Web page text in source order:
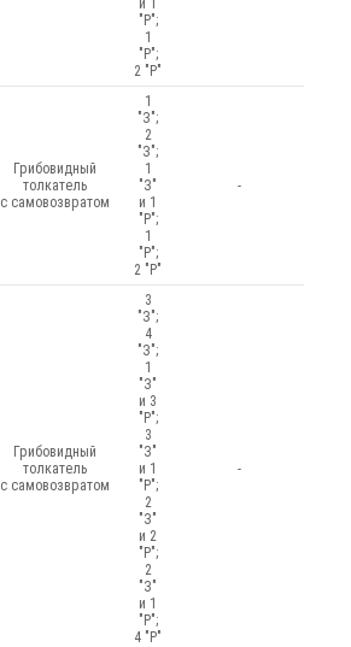
и 1
"Р";
1
"Р";
2 "Р"
Грибовидный
толкатель
с самовозвратом
1
"З";
2
"З";
1
"З"
и 1
"Р";
1
"Р";
2 "Р"
-
Грибовидный
толкатель
с самовозвратом
3
"З";
4
"З";
1
"З"
и 3
"Р";
3
"З"
и 1
"Р";
2
"З"
и 2
"Р";
2
"З"
и 1
"Р";
4 "Р"
-